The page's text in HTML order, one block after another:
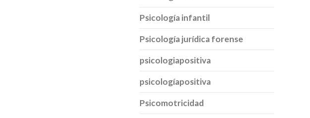
Psicología infantil
Psicología jurídica forense
psicologiapositiva
psicologíapositiva
Psicomotricidad